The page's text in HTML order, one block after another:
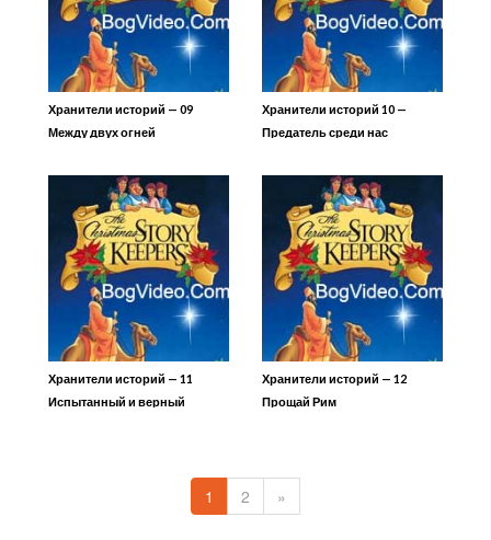
Хранители историй — 09
Между двух огней
Хранители историй 10 —
Предатель среди нас
Хранители историй — 11
Испытанный и верный
Хранители историй — 12
Прощай Рим
1 2 »